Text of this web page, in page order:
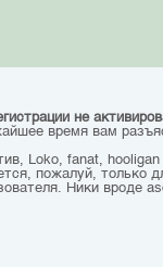
не
время вам
Loko, fanat,
пожалуй, только
Ники вроде